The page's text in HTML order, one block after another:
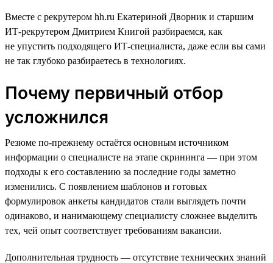
Вместе с рекрутером hh.ru Екатериной Дворник и старшим
ИТ-рекрутером Дмитрием Книгой разбираемся, как
не упустить подходящего ИТ-специалиста, даже если вы сами
не так глубоко разбираетесь в технологиях.
Почему первичный отбор
усложнился
Резюме по-прежнему остаётся основным источником
информации о специалисте на этапе скрининга — при этом
подходы к его составлению за последние годы заметно
изменились. С появлением шаблонов и готовых
формулировок анкеты кандидатов стали выглядеть почти
одинаково, и нанимающему специалисту сложнее выделить
тех, чей опыт соответствует требованиям вакансии.
Дополнительная трудность — отсутствие технических знаний